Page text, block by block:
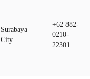
Surabaya
City
+62 882-
0210-
22301